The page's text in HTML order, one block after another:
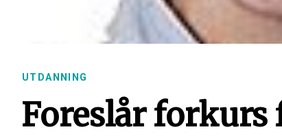
UTDANNING
Foreslår forkurs